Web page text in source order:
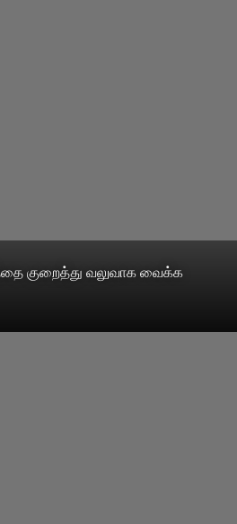
குறைத்து வலுவாக வைக்க